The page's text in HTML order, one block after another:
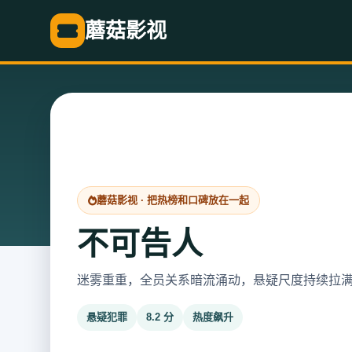
蘑菇影视
蘑菇影视 · 把热榜和口碑放在一起
不可告人
迷雾重重，全员关系暗流涌动，悬疑尺度持续拉
悬疑犯罪 8.2 分 热度飙升